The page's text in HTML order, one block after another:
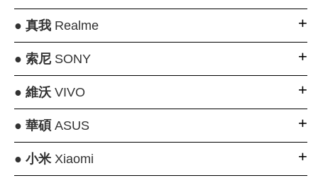
● 真我Realme
● 索尼SONY
● 維沃VIVO
● 華碩 ASUS
● 小米Xiaomi